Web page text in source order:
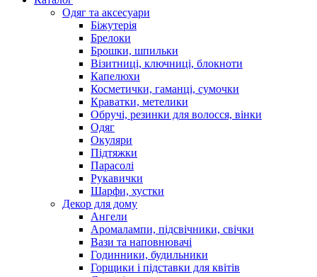
Oдяг та аксесуари
Біжутерія
Брелоки
Брошки, шпильки
Візитниці, ключниці, блокноти
Капелюхи
Косметички, гаманці, сумочки
Краватки, метелики
Обручі, резинки для волосся, вінки
Одяг
Окуляри
Підтяжки
Парасолі
Рукавички
Шарфи, хустки
Декор для дому
Ангели
Аромалампи, підсвічники, свічки
Вази та наповнювачі
Годинники, будильники
Горщики і підставки для квітів